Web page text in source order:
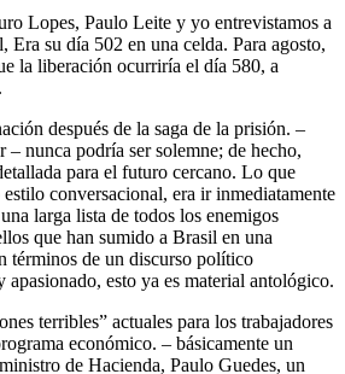
Lopes, Paulo Leite y yo entrevistamos a
Era su día 502 en una celda. Para agosto,
la liberación ocurriría el día 580, a
después de la saga de la prisión. –
– nunca podría ser solemne; de hecho,
para el futuro cercano. Lo que
conversacional, era ir inmediatamente
larga lista de todos los enemigos
que han sumido a Brasil en una
términos de un discurso político
esto ya es material antológico.
terribles” actuales para los trabajadores
económico. – básicamente un
de Hacienda, Paulo Guedes, un